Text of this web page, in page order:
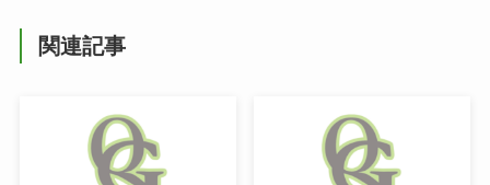
関連記事